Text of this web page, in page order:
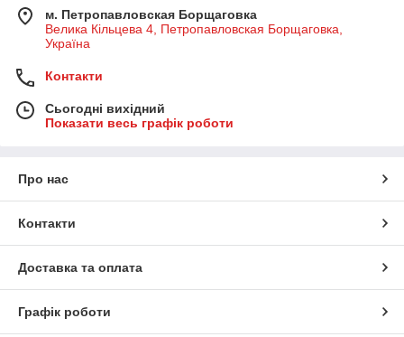
Water Captor PIUSI ).
бувають різні, і можна виділити основні три
типи:
· У перших
м. Петропавловская Борщаговка
Велика Кільцева 4, Петропавловская Борщаговка,
Україна
Контакти
Сьогодні вихідний
Показати весь графік роботи
Про нас
Контакти
Доставка та оплата
Графік роботи